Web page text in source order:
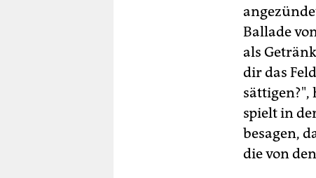
Ballade
als
dir das
sättigen?",
spielt in
besagen,
die von